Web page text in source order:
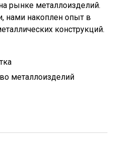
рынке металлоизделий.
нами накоплен опыт в
конструкций.
металлоизделий